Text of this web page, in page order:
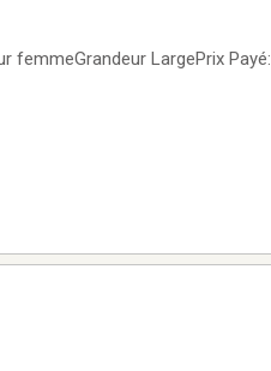
femmeGrandeur LargePrix Payé: